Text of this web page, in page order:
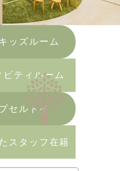
ッズルーム
ビティルーム
セルトイ
スタッフ在籍